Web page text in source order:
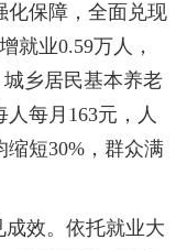
化保障，全面兑现
就业0.59万人，
乡居民基本养老
每月163元，人
短30%，群众满
效。依托就业大